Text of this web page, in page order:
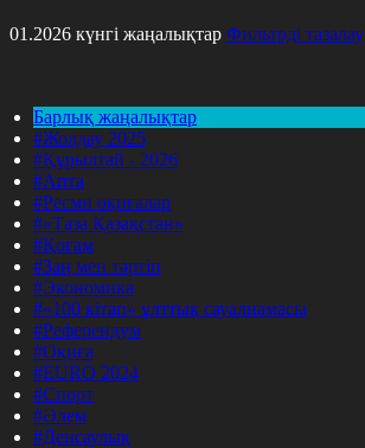
күнгі жаңалықтар Фильтрді тазалау
Барлық жаңалықтар
#Жолдау 2025
#Құрылтай - 2026
#Апта
#Ресми оқиғалар
#«Таза Қазақстан»
#Қоғам
#Заң мен тәртіп
#Экономика
#«100 кітап» ұлттық сауалнамасы
#Референдум
#Оқиға
#EURO 2024
#Спорт
#Әлем
#Денсаулық